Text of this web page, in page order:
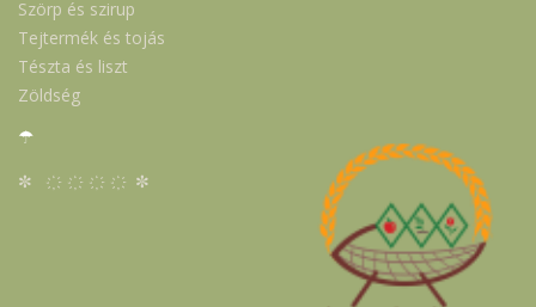
Szörp és szirup
Tejtermék és tojás
Tészta és liszt
Zöldség
☂
✼ ҉ ҉ ҉ ҉ ✼